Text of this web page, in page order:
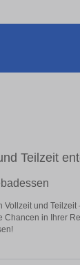
Teilzeit
und Teilzeit
Chancen in Ihrer